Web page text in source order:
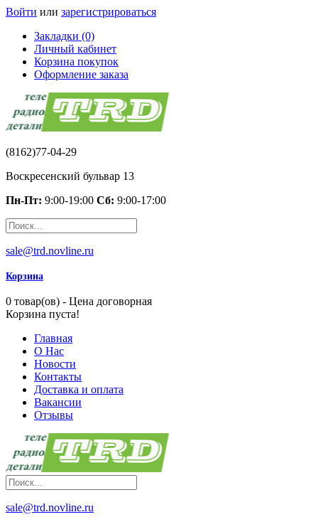
Войти или зарегистрироваться
Закладки (0)
Личный кабинет
Корзина покупок
Оформление заказа
(8162)77-04-29
Воскресенский бульвар 13
Пн-Пт: 9:00-19:00 Сб: 9:00-17:00
sale@trd.novline.ru
Корзина
0 товар(ов) - Цена договорная
Корзина пуста!
Главная
О Нас
Новости
Контакты
Доставка и оплата
Вакансии
Отзывы
sale@trd.novline.ru